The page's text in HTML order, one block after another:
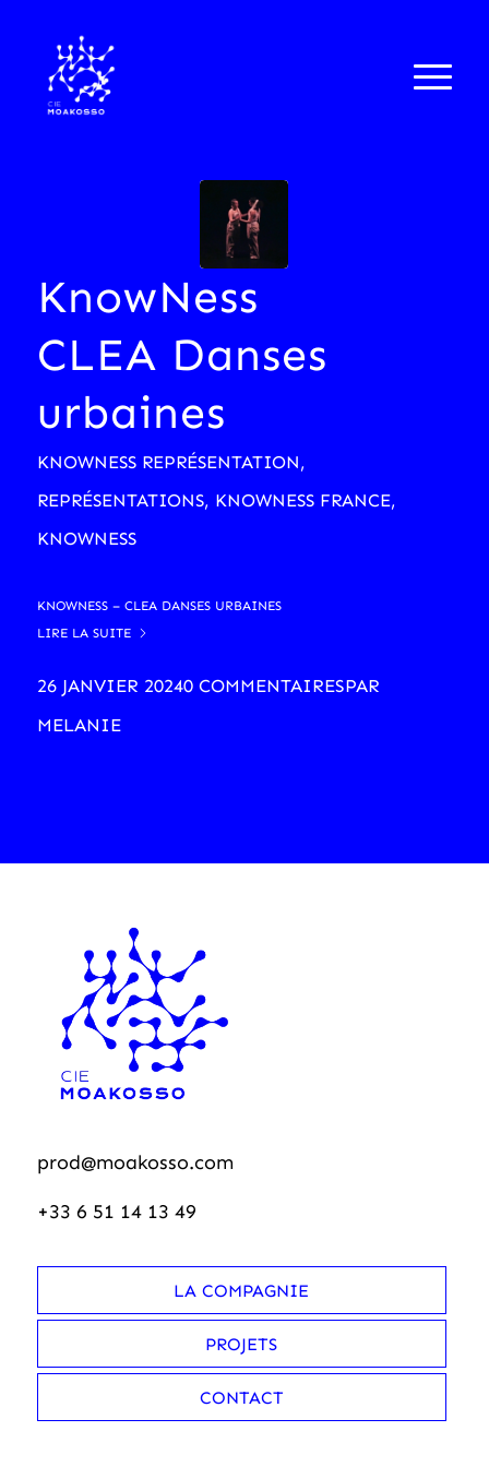
KnowNess
CLEA Danses
urbaines
KNOWNESS REPRÉSENTATION,
REPRÉSENTATIONS, KNOWNESS FRANCE,
KNOWNESS
KNOWNESS – CLEA DANSES URBAINES
LIRE LA SUITE
26 JANVIER 20240 COMMENTAIRESPAR
MELANIE
prod@moakosso.com
+33 6 51 14 13 49
LA COMPAGNIE
PROJETS
CONTACT